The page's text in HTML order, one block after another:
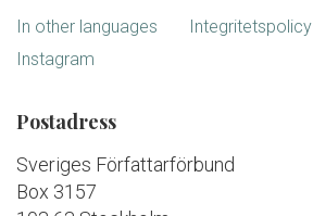
In other languages Integritetspolicy
Instagram
Postadress
Sveriges Författarförbund
Box 3157